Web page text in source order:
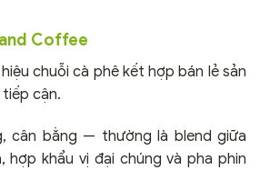
Coffee
chuỗi cà phê kết hợp bán lẻ sản
cận.
cân bằng — thường là blend giữa
hợp khẩu vị đại chúng và pha phin